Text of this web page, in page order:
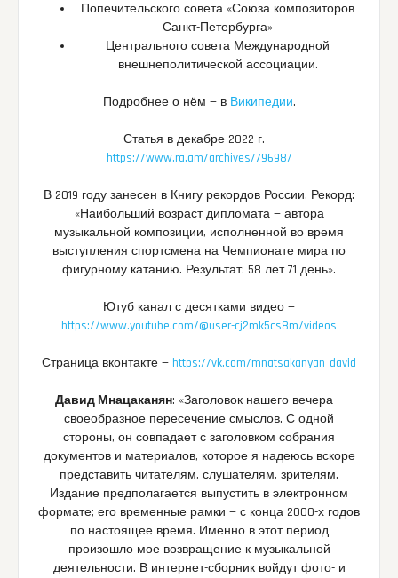
Попечительского совета «Союза композиторов
Санкт-Петербурга»
Центрального совета Международной
внешнеполитической ассоциации.
Подробнее о нём — в Википедии.
Статья в декабре 2022 г. —
https://www.ra.am/archives/79698/
В 2019 году занесен в Книгу рекордов России. Рекорд:
«Наибольший возраст дипломата — автора
музыкальной композиции, исполненной во время
выступления спортсмена на Чемпионате мира по
фигурному катанию. Результат: 58 лет 71 день».
Ютуб канал с десятками видео —
https://www.youtube.com/@user-cj2mk5cs8m/videos
Страница вконтакте — https://vk.com/mnatsakanyan_david
Давид Мнацаканян: «Заголовок нашего вечера —
своеобразное пересечение смыслов. С одной
стороны, он совпадает с заголовком собрания
документов и материалов, которое я надеюсь вскоре
представить читателям, слушателям, зрителям.
Издание предполагается выпустить в электронном
формате; его временные рамки — с конца 2000-х годов
по настоящее время. Именно в этот период
произошло мое возвращение к музыкальной
деятельности. В интернет-сборник войдут фото- и